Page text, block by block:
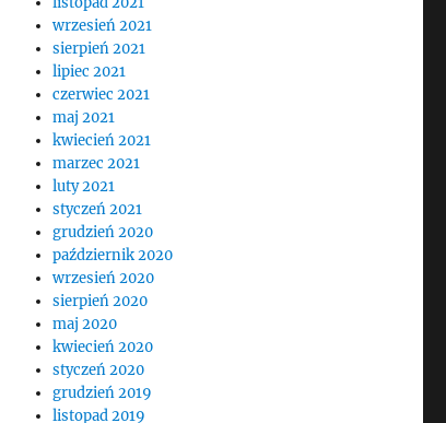
wrzesień 2021
sierpień 2021
lipiec 2021
czerwiec 2021
maj 2021
kwiecień 2021
marzec 2021
luty 2021
styczeń 2021
grudzień 2020
październik 2020
wrzesień 2020
sierpień 2020
maj 2020
kwiecień 2020
styczeń 2020
grudzień 2019
listopad 2019